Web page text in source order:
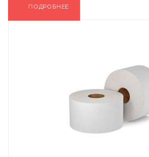
ПОДРОБНЕЕ